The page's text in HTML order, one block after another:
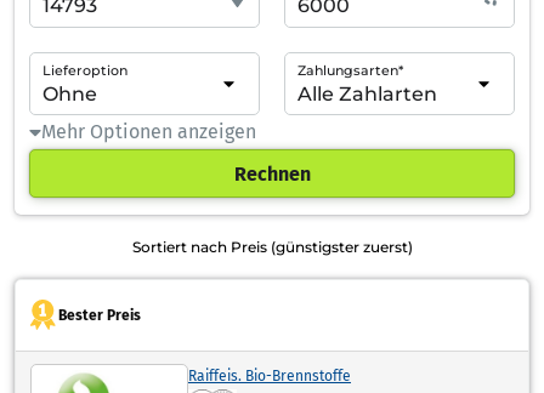
Lieferoption Zahlungsarten*
Mehr Optionen anzeigen
Rechnen
Sortiert nach Preis (günstigster zuerst)
Bester Preis
Raiffeis. Bio-Brennstoffe